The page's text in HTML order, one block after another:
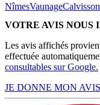
NîmesVaunageCalvisson
VOTRE AVIS NOUS
Les avis affichés
effectuée
consultables surGoogle.
JE DONNE MON AVIS